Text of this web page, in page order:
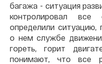
багажа - ситуация
контролировал
определили ситуацию,
о нем службе
гореть, горит
понимают, что все